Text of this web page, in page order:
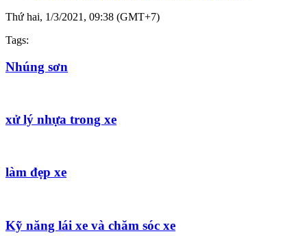
Thứ hai, 1/3/2021, 09:38 (GMT+7)
Tags:
Nhúng sơn
xử lý nhựa trong xe
làm đẹp xe
Kỹ năng lái xe và chăm sóc xe